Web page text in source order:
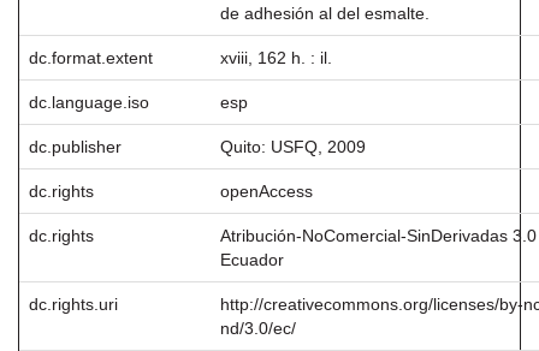
de adhesión al del esmalte.
dc.format.extent xviii, 162 h. : il.
dc.language.iso esp
dc.publisher Quito: USFQ, 2009
dc.rights openAccess
dc.rights
Atribución-NoComercial-SinDerivadas 3.0
Ecuador
dc.rights.uri
http://creativecommons.org/licenses/by-
nd/3.0/ec/